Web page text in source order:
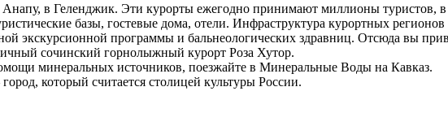
в Геленджик. Эти курорты ежегодно принимают миллионы туристов,
базы, гостевые дома, отели. Инфраструктура курортных регионов
экскурсионной программы и бальнеологических здравниц. Отсюда вы
сочинский горнолыжный курорт Роза Хутор.
минеральных источников, поезжайте в Минеральные Воды на Кавказ.
который считается столицей культуры России.